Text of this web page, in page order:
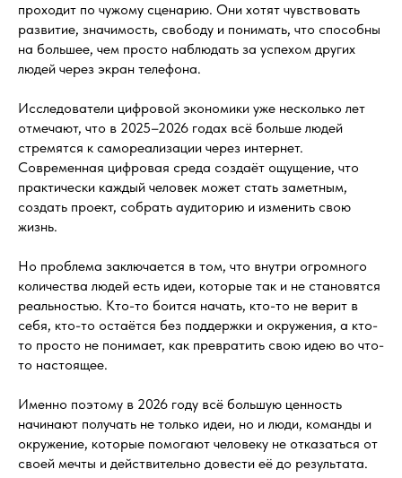
проходит по чужому сценарию. Они хотят чувствовать
развитие, значимость, свободу и понимать, что способны
на большее, чем просто наблюдать за успехом других
людей через экран телефона.
Исследователи цифровой экономики уже несколько лет
отмечают, что в 2025–2026 годах всё больше людей
стремятся к самореализации через интернет.
Современная цифровая среда создаёт ощущение, что
практически каждый человек может стать заметным,
создать проект, собрать аудиторию и изменить свою
жизнь.
Но проблема заключается в том, что внутри огромного
количества людей есть идеи, которые так и не становятся
реальностью. Кто-то боится начать, кто-то не верит в
себя, кто-то остаётся без поддержки и окружения, а кто-
то просто не понимает, как превратить свою идею во что-
то настоящее.
Именно поэтому в 2026 году всё большую ценность
начинают получать не только идеи, но и люди, команды и
окружение, которые помогают человеку не отказаться от
своей мечты и действительно довести её до результата.